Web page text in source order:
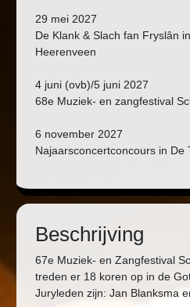
29 mei 2027
De Klank & Slach fan Fryslân
Heerenveen
4 juni (ovb)/5 juni 2027
68e Muziek- en zangfestival
6 november 2027
Najaarsconcertconcours in De
Beschrijving
67e Muziek- en Zangfestival
treden er 18 koren op in de
Juryleden zijn: Jan Blanksma